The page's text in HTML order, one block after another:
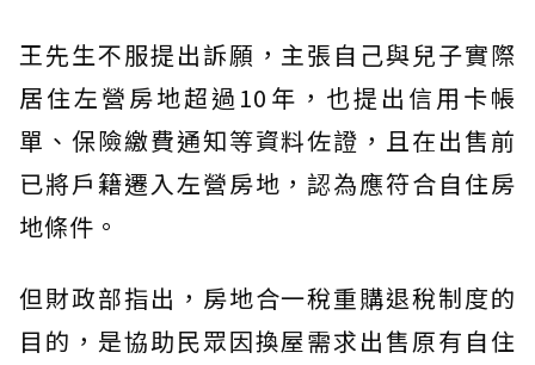
王先生不服提出訴願，主張自己與兒子實際
居住左營房地超過10年，也提出信用卡帳
單、保險繳費通知等資料佐證，且在出售前
已將戶籍遷入左營房地，認為應符合自住房
地條件。
但財政部指出，房地合一稅重購退稅制度的
目的，是協助民眾因換屋需求出售原有自住